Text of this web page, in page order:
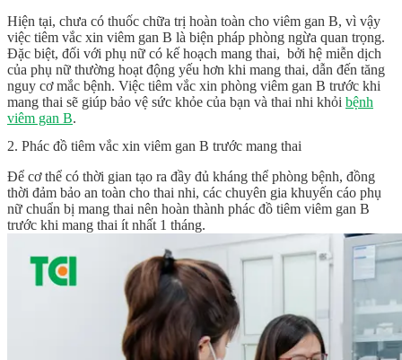
Hiện tại, chưa có thuốc chữa trị hoàn toàn cho viêm gan B, vì vậy
việc tiêm vắc xin viêm gan B là biện pháp phòng ngừa quan trọng.
Đặc biệt, đối với phụ nữ có kế hoạch mang thai, bởi hệ miễn dịch
của phụ nữ thường hoạt động yếu hơn khi mang thai, dẫn đến tăng
nguy cơ mắc bệnh. Việc tiêm vắc xin phòng viêm gan B trước khi
mang thai sẽ giúp bảo vệ sức khỏe của bạn và thai nhi khỏi bệnh
viêm gan B.
2. Phác đồ tiêm vắc xin viêm gan B trước mang thai
Để cơ thể có thời gian tạo ra đầy đủ kháng thể phòng bệnh, đồng
thời đảm bảo an toàn cho thai nhi, các chuyên gia khuyến cáo phụ
nữ chuẩn bị mang thai nên hoàn thành phác đồ tiêm viêm gan B
trước khi mang thai ít nhất 1 tháng.